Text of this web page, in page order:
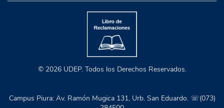
© 2026 UDEP. Todos los Derechos Reservados.
Campus Piura: Av. Ramón Mugica 131, Urb. San Eduardo. ☏(073)